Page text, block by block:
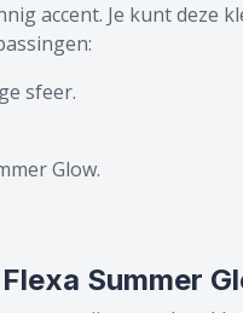
accent. Je kunt deze
sfeer.
Glow.
Summer